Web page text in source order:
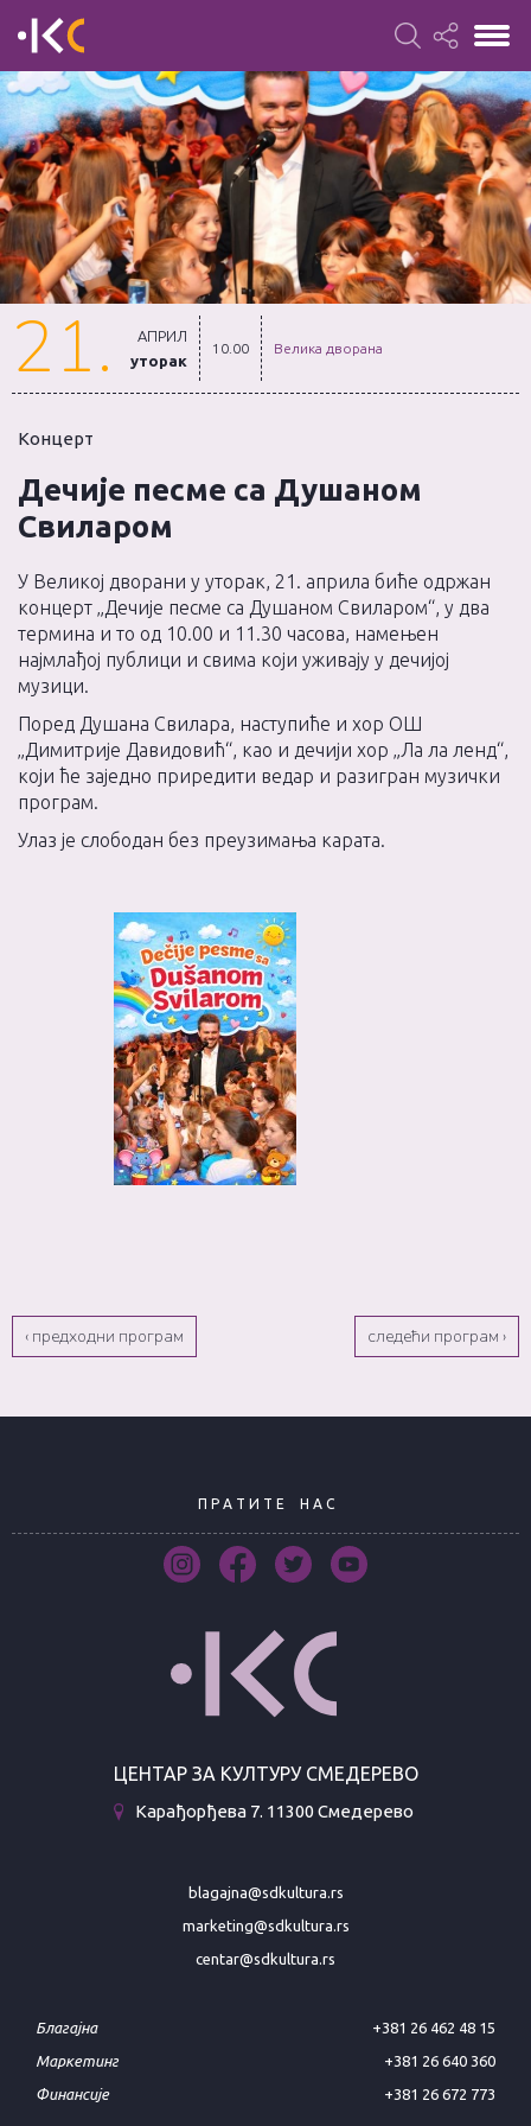
21.
АПРИЛ
уторак
10.00 Велика дворана
Концерт
Дечије песме са Душаном
Свиларом
У Великој дворани у уторак, 21. априла биће одржан
концерт „Дечије песме са Душаном Свиларом“, у два
термина и то од 10.00 и 11.30 часова, намењен
најмлађој публици и свима који уживају у дечијој
музици.
Поред Душана Свилара, наступиће и хор ОШ
„Димитрије Давидовић“, као и дечији хор „Ла ла ленд“,
који ће заједно приредити ведар и разигран музички
програм.
Улаз је слободан без преузимања карата.
‹ предходни програм следећи програм ›
П Р А Т И Т Е Н А С
ЦЕНТАР ЗА КУЛТУРУ СМЕДЕРЕВО
Карађорђева 7. 11300 Смедерево
blagajna@sdkultura.rs
marketing@sdkultura.rs
centar@sdkultura.rs
Благајна
+381 26 462 48 15
Маркетинг
+381 26 640 360
Финансије
+381 26 672 773